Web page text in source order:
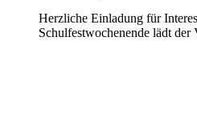
Herzliche Einladung für
Schulfestwochenende lädt